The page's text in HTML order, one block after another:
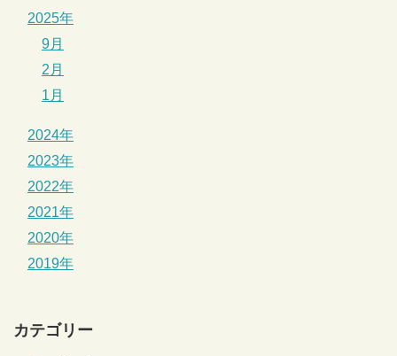
2025年
9月
2月
1月
2024年
2023年
2022年
2021年
2020年
2019年
カテゴリー